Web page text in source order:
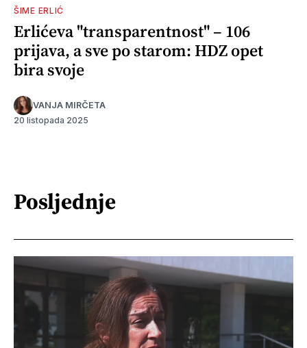
ŠIME ERLIĆ
Erlićeva "transparentnost" – 106
prijava, a sve po starom: HDZ opet
bira svoje
VANJA MIRČETA
20 listopada 2025
Posljednje